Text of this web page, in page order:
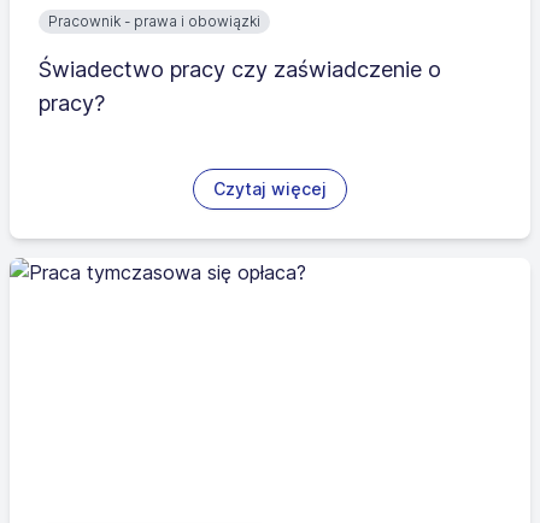
Pracownik - prawa i obowiązki
Świadectwo pracy czy zaświadczenie o
pracy?
Czytaj więcej